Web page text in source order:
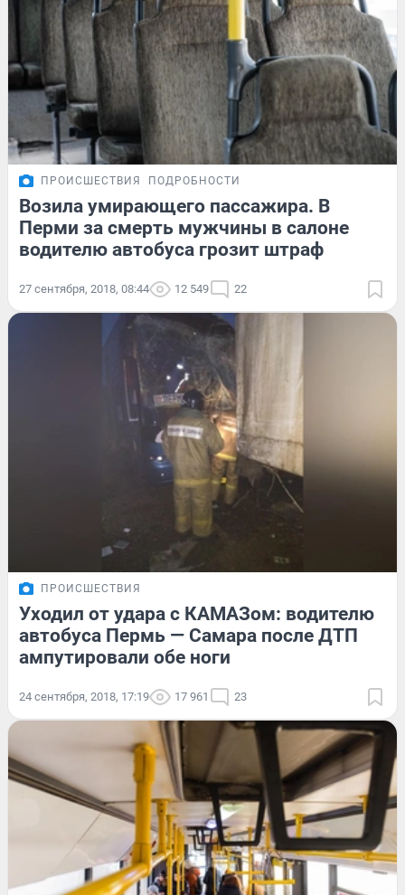
ПРОИСШЕСТВИЯ ПОДРОБНОСТИ
Возила умирающего пассажира. В
Перми за смерть мужчины в салоне
водителю автобуса грозит штраф
27 сентября, 2018, 08:44 12 549 22
ПРОИСШЕСТВИЯ
Уходил от удара с КАМАЗом: водителю
автобуса Пермь — Самара после ДТП
ампутировали обе ноги
24 сентября, 2018, 17:19 17 961 23